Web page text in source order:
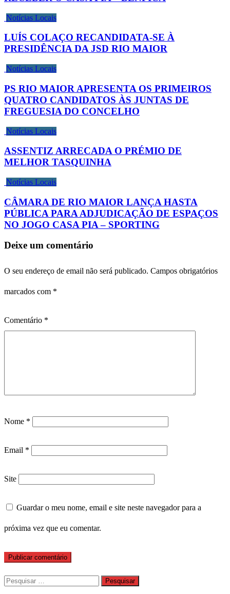
Notícias Locais
LUÍS COLAÇO RECANDIDATA-SE À
PRESIDÊNCIA DA JSD RIO MAIOR
Notícias Locais
PS RIO MAIOR APRESENTA OS PRIMEIROS
QUATRO CANDIDATOS ÀS JUNTAS DE
FREGUESIA DO CONCELHO
Notícias Locais
ASSENTIZ ARRECADA O PRÉMIO DE
MELHOR TASQUINHA
Notícias Locais
CÂMARA DE RIO MAIOR LANÇA HASTA
PÚBLICA PARA ADJUDICAÇÃO DE ESPAÇOS
NO JOGO CASA PIA – SPORTING
Deixe um comentário
O seu endereço de email não será publicado. Campos obrigatórios
marcados com *
Comentário *
Nome *
Email *
Site
Guardar o meu nome, email e site neste navegador para a
próxima vez que eu comentar.
Pesquisar
por: